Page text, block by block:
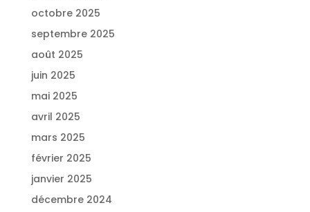
octobre 2025
septembre 2025
août 2025
juin 2025
mai 2025
avril 2025
mars 2025
février 2025
janvier 2025
décembre 2024